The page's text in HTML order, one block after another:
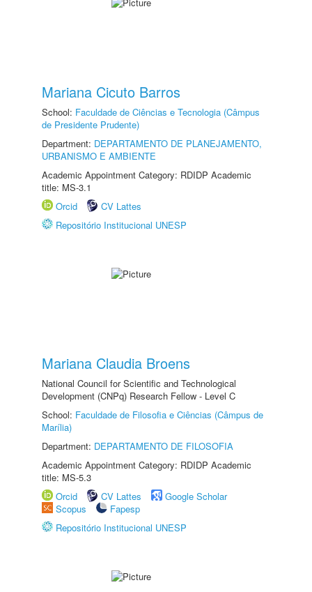
Mariana Cicuto Barros
School: Faculdade de Ciências e Tecnologia (Câmpus
de Presidente Prudente)
Department: DEPARTAMENTO DE PLANEJAMENTO,
URBANISMO E AMBIENTE
Academic Appointment Category: RDIDP Academic
title: MS-3.1
Orcid
CV Lattes
Repositório Institucional UNESP
Mariana Claudia Broens
National Council for Scientific and Technological
Development (CNPq) Research Fellow - Level C
School: Faculdade de Filosofia e Ciências (Câmpus de
Marília)
Department: DEPARTAMENTO DE FILOSOFIA
Academic Appointment Category: RDIDP Academic
title: MS-5.3
Orcid
CV Lattes
Google Scholar
Scopus
Fapesp
Repositório Institucional UNESP